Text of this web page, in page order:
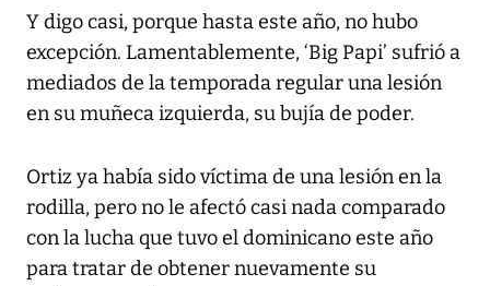
Y digo casi, porque hasta este año, no hubo
excepción. Lamentablemente, ‘Big Papi’ sufrió a
mediados de la temporada regular una lesión
en su muñeca izquierda, su bujía de poder.
Ortiz ya había sido víctima de una lesión en la
rodilla, pero no le afectó casi nada comparado
con la lucha que tuvo el dominicano este año
para tratar de obtener nuevamente su